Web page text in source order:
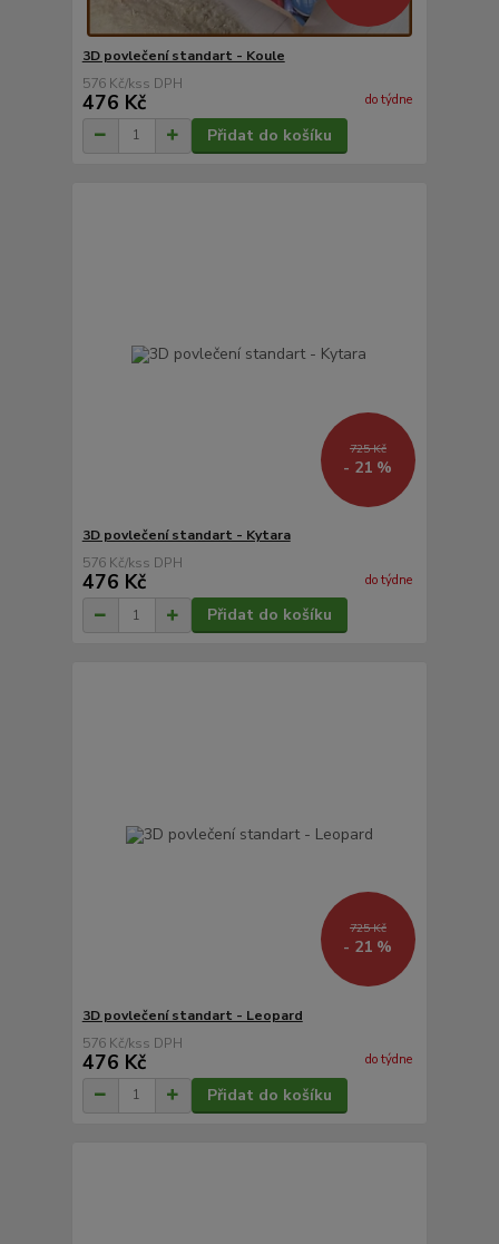
3D povlečení standart - Koule
576 Kč/ks
476 Kč do týdne
Přidat do košíku
725 Kč
- 21 %
3D povlečení standart - Kytara
576 Kč/ks
476 Kč do týdne
Přidat do košíku
725 Kč
- 21 %
3D povlečení standart - Leopard
576 Kč/ks
476 Kč do týdne
Přidat do košíku